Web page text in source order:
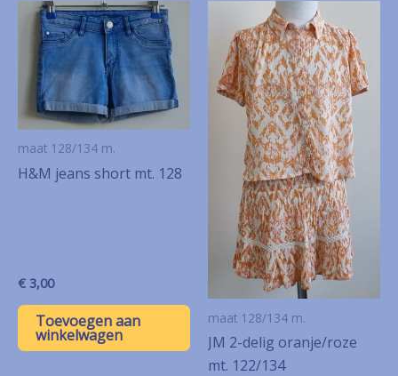
maat 128/134 m.
H&M jeans short mt. 128
€ 3,00
Toevoegen aan
winkelwagen
maat 128/134 m.
JM 2-delig oranje/roze
mt. 122/134